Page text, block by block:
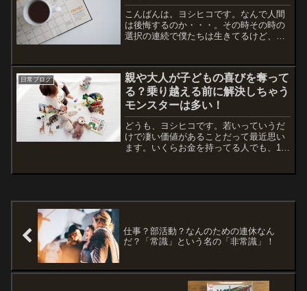
こんばんは。ヨシヒコです。なんで人間
は後悔するのか・・・。その時その時の
選択の連続で僕たちは生きてるけど、決
は・・・自分に嘘をついた時。いわゆ
る、我慢だったり自分の選択とは違...
日常ブログ
親や大人が子どもの喜びを奪って
る？乗り越える前に解決しちゃう
モンスターは多い！
どうも、ヨシヒコです。若いっていうだ
けで凄い価値があることだって最近思い
ます。いくらお金を持ってる人でも、1億
仕事？部活動？なんのための連休なん
だ？「常識」という名の「非常識」！